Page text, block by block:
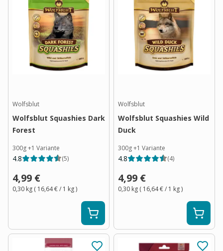
Wolfsblut
Wolfsblut Squashies Dark
Forest
300g+1 Variante
4.8 (5)
4,99 €
0,30 kg ( 16,64 €/ 1 kg)
Wolfsblut
Wolfsblut Squashies Wild
Duck
300g+1 Variante
4.8 (4)
4,99 €
0,30 kg ( 16,64 €/ 1 kg)